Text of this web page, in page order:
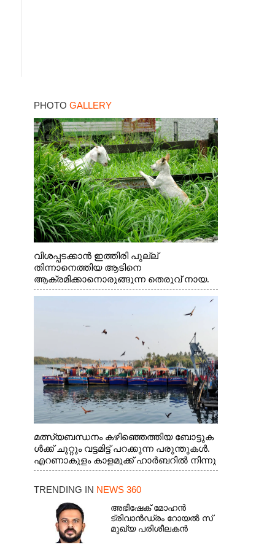
PHOTO GALLERY
വിശപ്പടക്കാൻ ഇത്തിരി പുല്ല്
തിന്നാനെത്തിയ ആടിനെ
ആക്രമിക്കാനൊരുങ്ങുന്ന തെരുവ് നായ.
എറണാകുളം വാത്തുരുത്തിയിൽ നിന്നുള്ള
മത്സ്യബന്ധനം കഴിഞ്ഞെത്തിയ ബോട്ടുക
ൾക്ക് ചുറ്റും വട്ടമിട്ട് പറക്കുന്ന പരുന്തുകൾ.
എറണാകുളം കാളമുക്ക് ഹാർബറിൽ നിന്നു
ള്ള കാഴ്ച
TRENDING IN NEWS 360
അഭിഷേക് മോഹൻ
ട്രിവാൻഡ്രം റോയൽ സ്
മുഖ്യ പരിശീലകൻ